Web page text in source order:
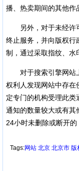
播、热卖期间的其他作
另外，对于未经许可
终止服务，并向版权行
制，通过采取指纹、水
对于搜索引擎网站上
权利人发现网站中存在
定专门的机构受理此
通知的数量较大或有其
24小时未删除或断开的
Tags:网站 北京 北京市 版